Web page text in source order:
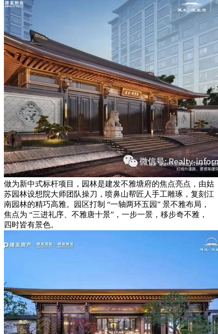
做为新中式标杆项目，园林是建发不雅塘府的焦点亮点，由姑
苏园林设想院大师团队操刀，喷鼻山帮匠人手工雕琢，复刻江
南园林的精巧高雅。园区打制 “一轴两环五园” 景不雅布局，
焦点为 “三进礼序、不雅唐十景”，一步一景，移步奇不雅，
四时皆有景色。